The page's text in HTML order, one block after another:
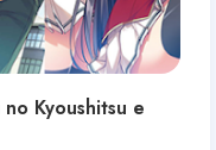
Kyoushitsu e